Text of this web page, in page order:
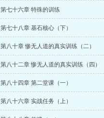
第七十六章 特殊的训练
第七十八章 基石核心（下）
第八十章 惨无人道的真实训练（二）
第八十二章 惨无人道的真实训练（四）
第八十四章 第二堂课（一）
第八十六章 实战任务（上）